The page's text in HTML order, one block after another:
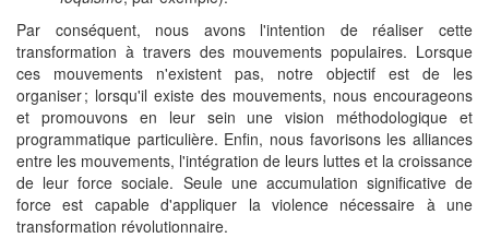
Par conséquent, nous avons l'intention de réaliser cette
transformation à travers des mouvements populaires. Lorsque
ces mouvements n'existent pas, notre objectif est de les
organiser ; lorsqu'il existe des mouvements, nous encourageons
et promouvons en leur sein une vision méthodologique et
programmatique particulière. Enfin, nous favorisons les alliances
entre les mouvements, l'intégration de leurs luttes et la croissance
de leur force sociale. Seule une accumulation significative de
force est capable d'appliquer la violence nécessaire à une
transformation révolutionnaire.